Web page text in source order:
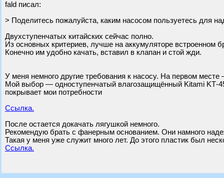
fald писал:
> Поделитесь пожалуйста, каким насосом пользуетесь для
Двухступенчатых китайских сейчас полно.
Из основных критериев, лучше на аккумуляторе встроенном
Конечно им удобно качать, вставил в клапан и стой жди.
У меня немного другие требования к насосу. На первом
Мой выбор — одноступенчатый влагозащищённый Kitami
покрывает мои потребности
Ссылка.
После остается докачать лягушкой немного.
Рекомендую брать с фанерным основанием. Они намного
Такая у меня уже служит много лет. До этого пластик был
Ссылка.